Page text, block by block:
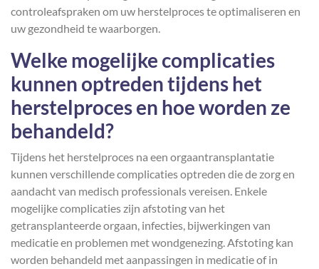
controleafspraken om uw herstelproces te optimaliseren en
uw gezondheid te waarborgen.
Welke mogelijke complicaties
kunnen optreden tijdens het
herstelproces en hoe worden ze
behandeld?
Tijdens het herstelproces na een orgaantransplantatie
kunnen verschillende complicaties optreden die de zorg en
aandacht van medisch professionals vereisen. Enkele
mogelijke complicaties zijn afstoting van het
getransplanteerde orgaan, infecties, bijwerkingen van
medicatie en problemen met wondgenezing. Afstoting kan
worden behandeld met aanpassingen in medicatie of in